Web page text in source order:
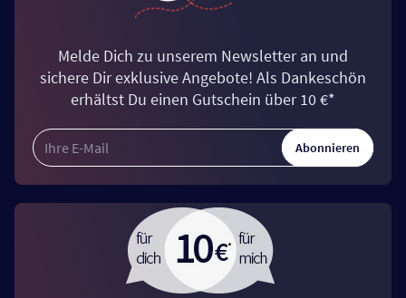
Melde Dich zu unserem Newsletter an und
sichere Dir exklusive Angebote! Als Dankeschön
erhältst Du einen Gutschein über 10 €*
Abonnieren